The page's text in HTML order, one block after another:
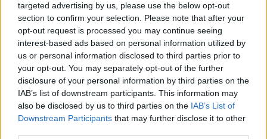
targeted advertising by us, please use the below opt-out
section to confirm your selection. Please note that after your
opt-out request is processed you may continue seeing
interest-based ads based on personal information utilized by
us or personal information disclosed to third parties prior to
your opt-out. You may separately opt-out of the further
disclosure of your personal information by third parties on the
IAB’s list of downstream participants. This information may
also be disclosed by us to third parties on the IAB’s List of
Downstream Participants that may further disclose it to other
Белият дом спира проекти за
възобновяема енергия в САЩ
07.08.2026 / 18:00